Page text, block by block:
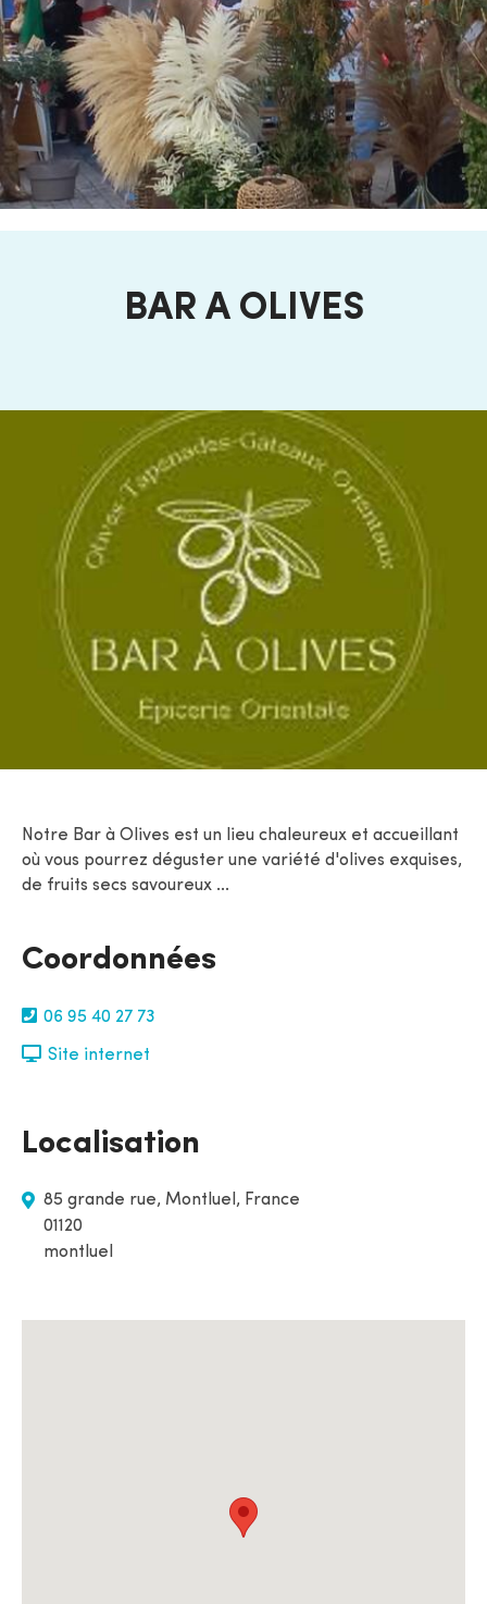
BAR A OLIVES
Notre Bar à Olives est un lieu chaleureux et accueillant
où vous pourrez déguster une variété d'olives exquises,
de fruits secs savoureux ...
Coordonnées
06 95 40 27 73
Site internet
Localisation
85 grande rue, Montluel, France
01120
montluel